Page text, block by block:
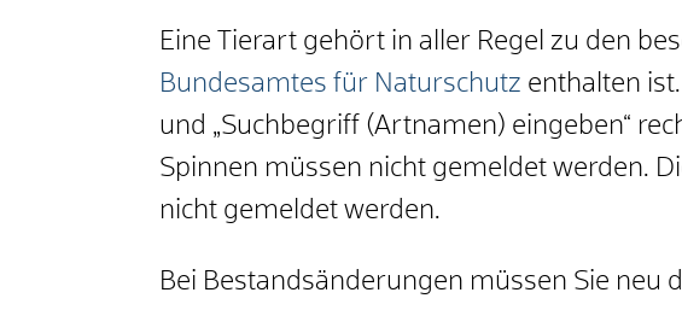
Eine Tierart gehört in aller Regel zu den
Bundesamtes für Naturschutz enthalten
und „Suchbegriff (Artnamen) eingeben“
Spinnen müssen nicht gemeldet werden.
nicht gemeldet werden.
Bei Bestandsänderungen müssen Sie neu